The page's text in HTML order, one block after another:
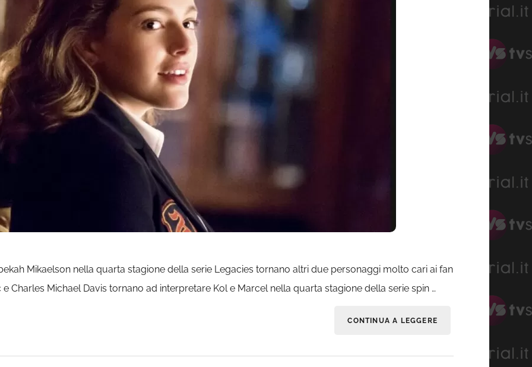
Mikaelson nella quarta stagione della serie Legacies tornano altri due personaggi molto cari ai fan
Charles Michael Davis tornano ad interpretare Kol e Marcel nella quarta stagione della serie spin …
CONTINUA A LEGGERE